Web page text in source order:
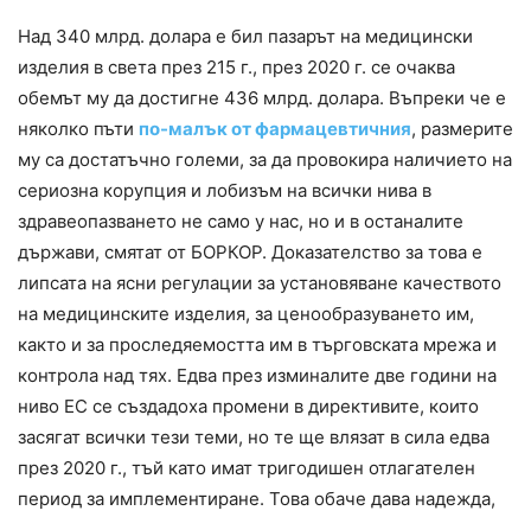
Над 340 млрд. долара е бил пазарът на медицински
изделия в света през 215 г., през 2020 г. се очаква
обемът му да достигне 436 млрд. долара. Въпреки че е
няколко пъти по-малък от фармацевтичния, размерите
му са достатъчно големи, за да провокира наличието на
сериозна корупция и лобизъм на всички нива в
здравеопазването не само у нас, но и в останалите
държави, смятат от БОРКОР. Доказателство за това е
липсата на ясни регулации за установяване качеството
на медицинските изделия, за ценообразуването им,
както и за проследяемостта им в търговската мрежа и
контрола над тях. Едва през изминалите две години на
ниво ЕС се създадоха промени в директивите, които
засягат всички тези теми, но те ще влязат в сила едва
през 2020 г., тъй като имат тригодишен отлагателен
период за имплементиране. Това обаче дава надежда,